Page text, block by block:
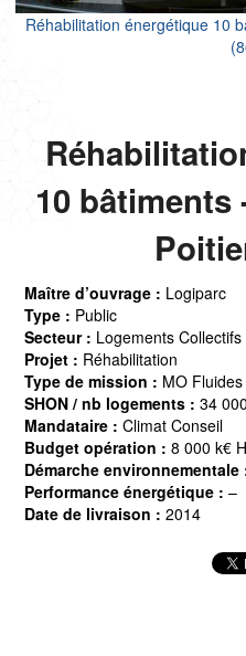
Réhabilitation énergétique 10
10 bâtiments
Maître d’ouvrage : Logiparc
Type : Public
Secteur : Logements Collectifs
Projet : Réhabilitation
Type de mission : MO
SHON / nb logements : 34
Mandataire : Climat Conseil
Budget opération : 8 000 k€
Démarche environnementale
Performance énergétique : –
Date de livraison : 2014